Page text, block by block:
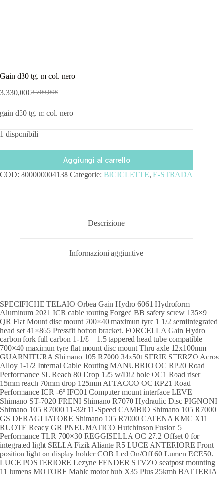
Gain d30 tg. m col. nero
3.700,00€
3.330,00€
gain d30 tg. m col. nero
1 disponibili
Aggiungi al carrello
COD: 800000004138 Categorie: BICICLETTE, E-STRADA
Descrizione
Informazioni aggiuntive
SPECIFICHE TELAIO Orbea Gain Hydro 6061 Hydroform
Aluminum 2021 ICR cable routing Forged BB safety screw 135×9
QR Flat Mount disc mount 700×40 maximun tyre 1 1/2 semiintegrated
head set 41×865 Pressfit botton bracket. FORCELLA Gain Hydro
carbon fork full carbon 1-1/8 – 1.5 tappered head tube compatible
700×40 maximun tyre flat mount disc mount Thru axle 12x100mm
GUARNITURA Shimano 105 R7000 34x50t SERIE STERZO Acros
Alloy 1-1/2 Internal Cable Routing MANUBRIO OC RP20 Road
Performance SL Reach 80 Drop 125 w/Di2 hole OC1 Road riser
15mm reach 70mm drop 125mm ATTACCO OC RP21 Road
Performance ICR -6º IFC01 Computer mount interface LEVE
Shimano ST-7020 FRENI Shimano R7070 Hydraulic Disc PIGNONI
Shimano 105 R7000 11-32t 11-Speed CAMBIO Shimano 105 R7000
GS DERAGLIATORE Shimano 105 R7000 CATENA KMC X11
RUOTE Ready GR PNEUMATICO Hutchinson Fusion 5
Performance TLR 700×30 REGGISELLA OC 27.2 Offset 0 for
integrated light SELLA Fizik Aliante R5 LUCE ANTERIORE Front
position light on display holder COB Led On/Off 60 Lumen ECE50.
LUCE POSTERIORE Lezyne FENDER STVZO seatpost mounting
11 lumens MOTORE Mahle motor hub X35 Plus 25kmh BATTERIA